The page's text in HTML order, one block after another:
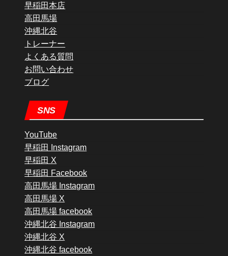
早稲田本店
高田馬場
沖縄北谷
トレーナー
よくある質問
お問い合わせ
ブログ
SNS
YouTube
早稲田 Instagram
早稲田 X
早稲田 Facebook
高田馬場 Instagram
高田馬場 X
高田馬場 facebook
沖縄北谷 Instagram
沖縄北谷 X
沖縄北谷 facebook